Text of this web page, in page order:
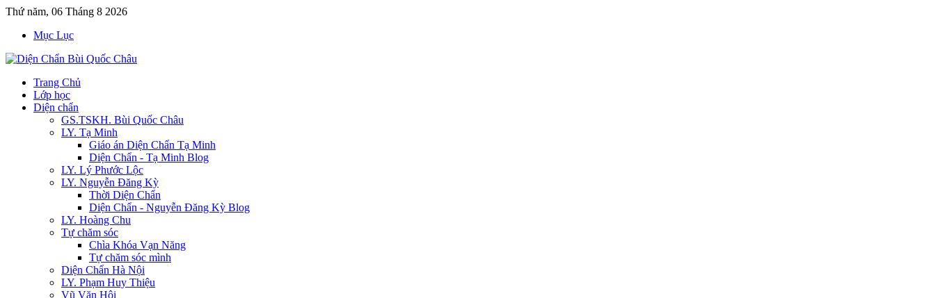
Thứ năm, 06 Tháng 8 2026
Mục Lục
Trang Chủ
Lớp học
Diện chẩn
GS.TSKH. Bùi Quốc Châu
LY. Tạ Minh
Giáo án Diện Chẩn Tạ Minh
Diện Chẩn - Tạ Minh Blog
LY. Lý Phước Lộc
LY. Nguyễn Đăng Kỳ
Thời Diện Chẩn
Diện Chẩn - Nguyễn Đăng Kỳ Blog
LY. Hoàng Chu
Tự chăm sóc
Chìa Khóa Vạn Năng
Tự chăm sóc mình
Diện Chẩn Hà Nội
LY. Phạm Huy Thiệu
Vũ Văn Hội